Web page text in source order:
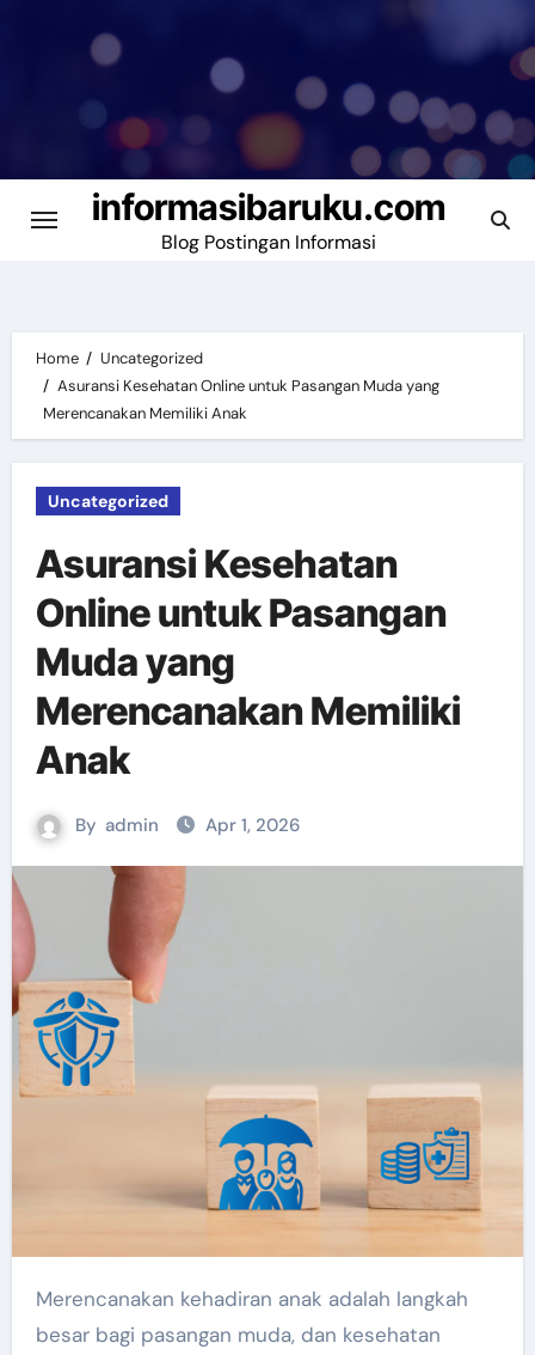
informasibaruku.com
Blog Postingan Informasi
Home
Uncategorized
Asuransi Kesehatan Online untuk Pasangan Muda yang
Merencanakan Memiliki Anak
Uncategorized
Asuransi Kesehatan
Online untuk Pasangan
Muda yang
Merencanakan Memiliki
Anak
By admin Apr 1, 2026
Merencanakan kehadiran anak adalah langkah
besar bagi pasangan muda, dan kesehatan